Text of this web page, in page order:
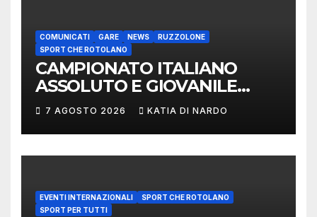
COMUNICATI GARE NEWS
RUZZOLONE
SPORT CHE ROTOLANO
CAMPIONATO ITALIANO
ASSOLUTO E GIOVANILE
LANCIO DEL RUZZOLONE
7 AGOSTO 2026 KATIA DI NARDO
EVENTI INTERNAZIONALI
SPORT CHE ROTOLANO
SPORT PER TUTTI